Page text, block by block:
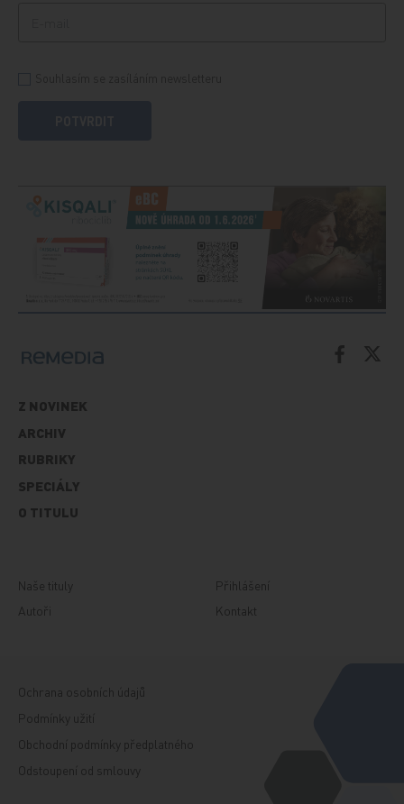
Z NOVINEK
ARCHIV
RUBRIKY
SPECIÁLY
O TITULU
Naše tituly
Autoři
Přihlášení
Kontakt
Ochrana osobních údajů
Podmínky užití
Obchodní podmínky předplatného
Odstoupení od smlouvy